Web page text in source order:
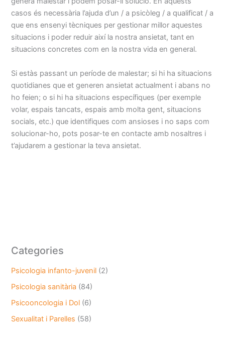
casos és necessària l’ajuda d’un / a psicòleg / a qualificat / a
que ens ensenyi tècniques per gestionar millor aquestes
situacions i poder reduir així la nostra ansietat, tant en
situacions concretes com en la nostra vida en general.
Si estàs passant un període de malestar; si hi ha situacions
quotidianes que et generen ansietat actualment i abans no
ho feien; o si hi ha situacions específiques (per exemple
volar, espais tancats, espais amb molta gent, situacions
socials, etc.) que identifiques com ansioses i no saps com
solucionar-ho, pots posar-te en contacte amb nosaltres i
t’ajudarem a gestionar la teva ansietat.
Categories
Psicologia infanto-juvenil (2)
Psicologia sanitària (84)
Psicooncologia i Dol (6)
Sexualitat i Parelles (58)